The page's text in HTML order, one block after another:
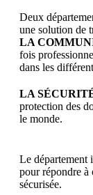
Deux
une solution de
LA
fois
dans les
LA
protection des
le monde.
Le département
pour répondre à
sécurisée.